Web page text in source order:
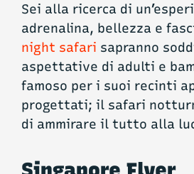
Sei alla ricerca di
adrenalina, bellezza e
night safari sapranno
aspettative di adulti e
famoso per i suoi recinti
progettati; il safari
di ammirare il tutto alla